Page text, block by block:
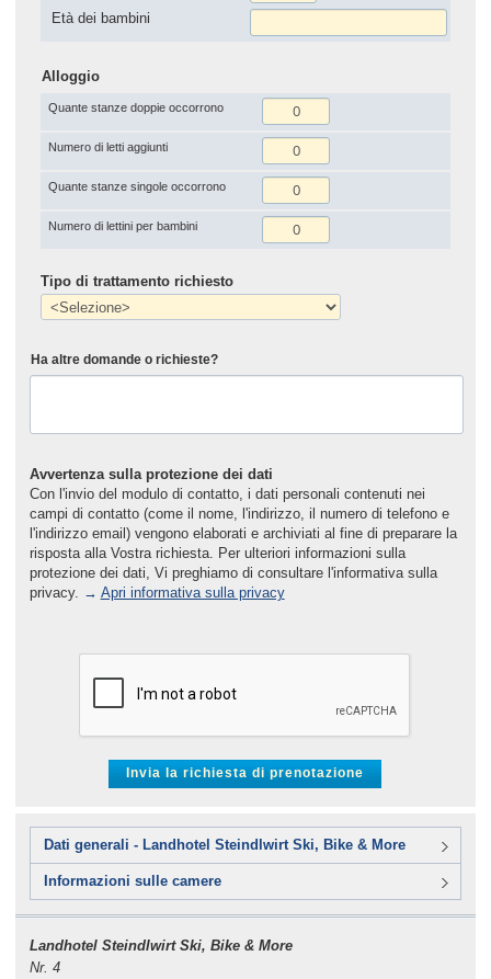
Età dei bambini
Alloggio
Quante stanze doppie occorrono
Numero di letti aggiunti
Quante stanze singole occorrono
Numero di lettini per bambini
Tipo di trattamento richiesto
Ha altre domande o richieste?
Avvertenza sulla protezione dei dati
Con l'invio del modulo di contatto, i dati personali contenuti nei
campi di contatto (come il nome, l'indirizzo, il numero di telefono e
l'indirizzo email) vengono elaborati e archiviati al fine di preparare la
risposta alla Vostra richiesta. Per ulteriori informazioni sulla
protezione dei dati, Vi preghiamo di consultare l'informativa sulla
privacy. → Apri informativa sulla privacy
Dati generali - Landhotel Steindlwirt Ski, Bike & More
Informazioni sulle camere
Landhotel Steindlwirt Ski, Bike & More
Nr. 4